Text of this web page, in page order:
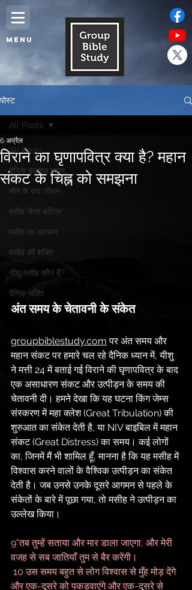
MENU
पोस्ट
All Posts
दैनिक बाइबल ध्यान,
मौत के बाद जीवन
मसीह जैसा चरित्र
मसीह का आगमन
मसीह की शक्ति
यीशु मसीह कौन है?
दैनिक भक्ति
All Posts
विराने का घृणापवित्र क्या है? महान
संकट के चिह्न को समझना
6 अप्रैल
अंत समय के चेतावनी के संकेत
groupbiblestudy.com पर अंत समय और
महान संकट पर हमारे चल रहे दैनिक ध्यान में, यीशु
ने मत्ती 24 में बताई गई विराने की घृणापवित्र के बाद
एक असाधारण संकट और उत्पीड़न के समय की
चेतावनी दी। हमने देखा कि यह घटना किंग जेम्स
संस्करण में महा क्लेश (Great Tribulation) की
शुरुआत का संकेत देती है, या NIV बाइबिल में महान
संकट (Great Distress) का समय। कई लोगों
का, जिनमें मैं भी शामिल हूँ, मानना है कि यह मसीह में
विश्वास करने वालों के वैश्विक उत्पीड़न का संकेत
देती है। जब उनसे उनके दूसरे आगमन से पहले के
संकेतों के बारे में पूछा गया, तो मसीह ने उत्पीड़न का
उल्लेख किया।
9"तब तुम्हें सताया और मार डाला जाएगा, और मेरी
वजह से सब जातियाँ तुम से बैर करेंगी।
और एक-दूसरे को पकड़वाएंगे और एक-दूसरे से